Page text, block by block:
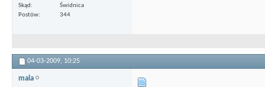
Skąd
Świdnica
Postów
344
04-03-2009, 10:25
mala